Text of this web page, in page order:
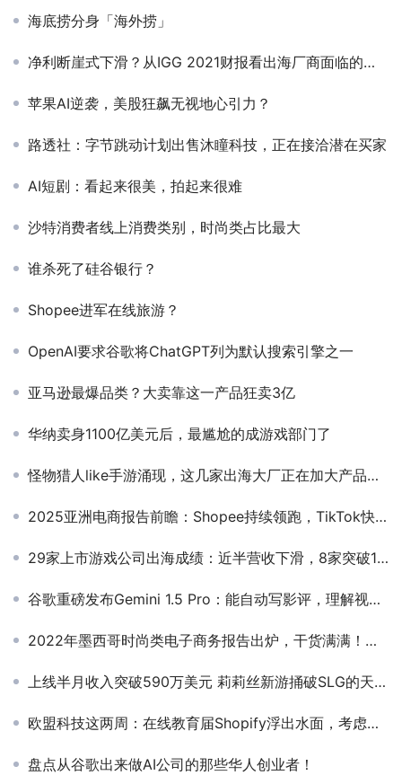
海底捞分身「海外捞」
净利断崖式下滑？从IGG 2021财报看出海厂商面临的挑战与机遇
苹果AI逆袭，美股狂飙无视地心引力？
路透社：字节跳动计划出售沐瞳科技，正在接洽潜在买家
AI短剧：看起来很美，拍起来很难
沙特消费者线上消费类别，时尚类占比最大
谁杀死了硅谷银行？
Shopee进军在线旅游？
OpenAI要求谷歌将ChatGPT列为默认搜索引擎之一
亚马逊最爆品类？大卖靠这一产品狂卖3亿
华纳卖身1100亿美元后，最尴尬的成游戏部门了
怪物猎人like手游涌现，这几家出海大厂正在加大产品部署
2025亚洲电商报告前瞻：Shopee持续领跑，TikTok快速拓展
29家上市游戏公司出海成绩：近半营收下滑，8家突破10亿元
谷歌重磅发布Gemini 1.5 Pro：能自动写影评，理解视频！
2022年墨西哥时尚类电子商务报告出炉，干货满满！拉美电商必看
上线半月收入突破590万美元 莉莉丝新游捅破SLG的天花板
欧盟科技这两周：在线教育届Shopify浮出水面，考虑知识出海吗？瑞典游戏平台Hiber完成A轮； 欧盟官方最新各国平均下载网速
盘点从谷歌出来做AI公司的那些华人创业者！